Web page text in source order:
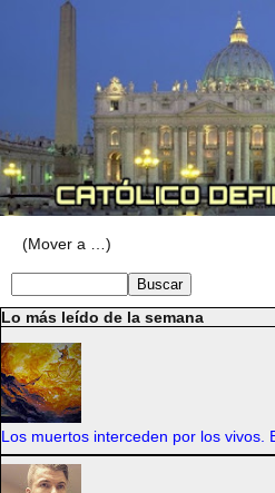
Lo más leído de la semana
Los muertos interceden por los vivos.